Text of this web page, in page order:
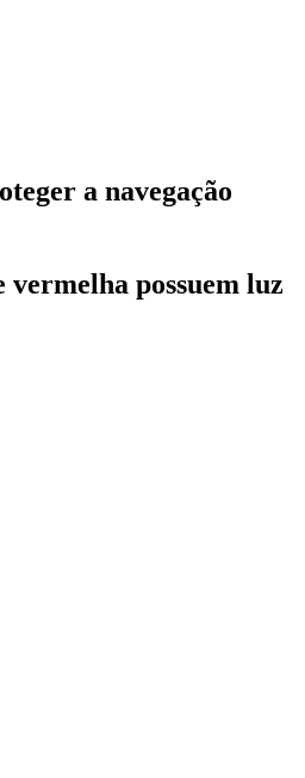
a navegação
possuem luz